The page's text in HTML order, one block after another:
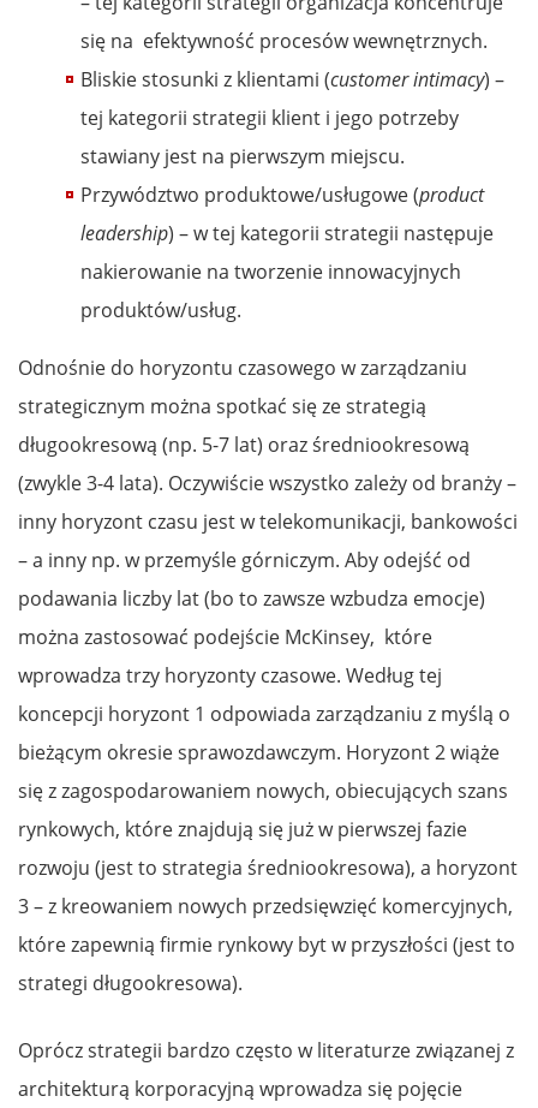
się na efektywność procesów wewnętrznych.
Bliskie stosunki z klientami (customer intimacy) –
tej kategorii strategii klient i jego potrzeby
stawiany jest na pierwszym miejscu.
Przywództwo produktowe/usługowe (product
leadership) – w tej kategorii strategii następuje
nakierowanie na tworzenie innowacyjnych
produktów/usług.
Odnośnie do horyzontu czasowego w zarządzaniu
strategicznym można spotkać się ze strategią
długookresową (np. 5-7 lat) oraz średniookresową
(zwykle 3-4 lata). Oczywiście wszystko zależy od branży –
inny horyzont czasu jest w telekomunikacji, bankowości
– a inny np. w przemyśle górniczym. Aby odejść od
podawania liczby lat (bo to zawsze wzbudza emocje)
można zastosować podejście McKinsey, które
wprowadza trzy horyzonty czasowe. Według tej
koncepcji horyzont 1 odpowiada zarządzaniu z myślą o
bieżącym okresie sprawozdawczym. Horyzont 2 wiąże
się z zagospodarowaniem nowych, obiecujących szans
rynkowych, które znajdują się już w pierwszej fazie
rozwoju (jest to strategia średniookresowa), a horyzont
3 – z kreowaniem nowych przedsięwzięć komercyjnych,
które zapewnią firmie rynkowy byt w przyszłości (jest to
strategi długookresowa).
Oprócz strategii bardzo często w literaturze związanej z
architekturą korporacyjną wprowadza się pojęcie